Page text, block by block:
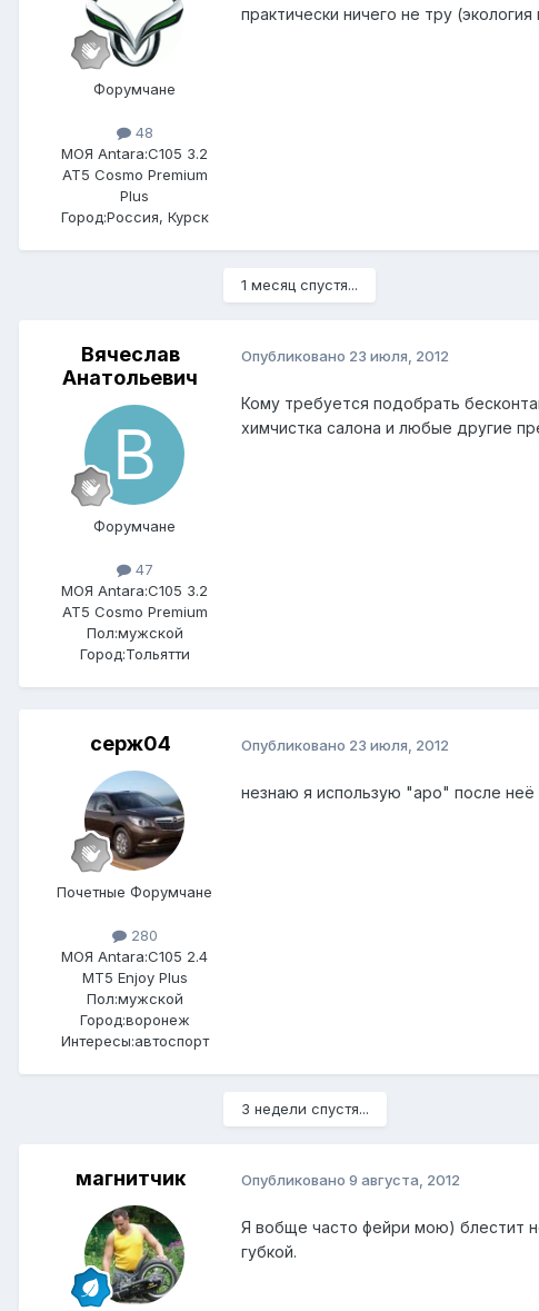
Форумчане
48
МОЯ Antara:C105 3.2
AT5 Cosmo Premium
Plus
Город:Россия, Курск
практически ничего не тру
1 месяц спустя...
Вячеслав
Анатольевич
Форумчане
47
МОЯ Antara:C105 3.2
AT5 Cosmo Premium
Пол:мужской
Город:Тольятти
Опубликовано 23 июля, 2012
Кому требуется подобрать
химчистка салона и любые другие
серж04
Почетные Форумчане
280
МОЯ Antara:C105 2.4
MT5 Enjoy Plus
Пол:мужской
Город:воронеж
Интересы:автоспорт
Опубликовано 23 июля, 2012
незнаю я использую "аро" после
3 недели спустя...
магнитчик Опубликовано 9 августа, 2012
Я вобще часто фейри мою) блестит
губкой.